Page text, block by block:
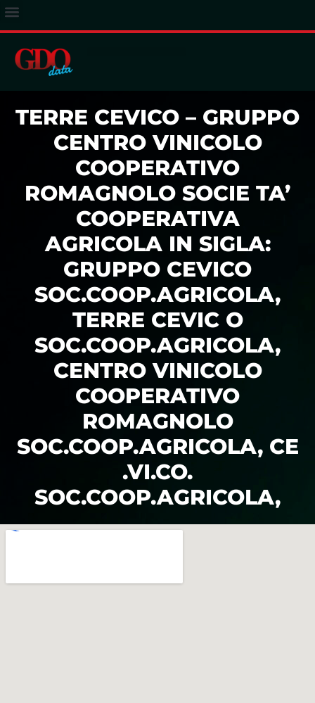
TERRE CEVICO – GRUPPO
CENTRO VINICOLO
COOPERATIVO
ROMAGNOLO SOCIE TA’
COOPERATIVA
AGRICOLA IN SIGLA:
GRUPPO CEVICO
SOC.COOP.AGRICOLA,
TERRE CEVIC O
SOC.COOP.AGRICOLA,
CENTRO VINICOLO
COOPERATIVO
ROMAGNOLO
SOC.COOP.AGRICOLA, CE
.VI.CO.
SOC.COOP.AGRICOLA,